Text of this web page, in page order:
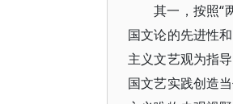
其一，按照“
国文论的先进性
主义文艺观为指
国文艺实践创造